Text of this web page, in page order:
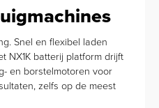
Snel en flexibel laden
NX1K batterij platform drijft
en borstelmotoren voor
zelfs op de meest